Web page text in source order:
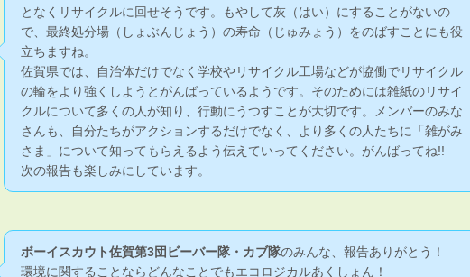
となくリサイクルに回せそうです。もやして灰（はい）にすることがないの
で、最終処分場（しょぶんじょう）の寿命（じゅみょう）をのばすことにも役
立ちますね。
佐賀県では、自治体だけでなく学校やリサイクル工場などが協働でリサイクル
の輪をより強くしようとがんばっているようです。そのためには雑紙のリサイ
クルについて多くの人が知り、行動にうつすことが大切です。メンバーのみな
さんも、自分たちがアクションするだけでなく、より多くの人たちに「雑がみ
さま」について知ってもらえるよう伝えていってください。がんばってね!!
次の報告も楽しみにしています。
ボーイスカウト佐賀第3団ビーバー隊・カブ隊のみんな、報告ありがとう！
環境に関することならどんなことでもエコロジカルあくしょん！